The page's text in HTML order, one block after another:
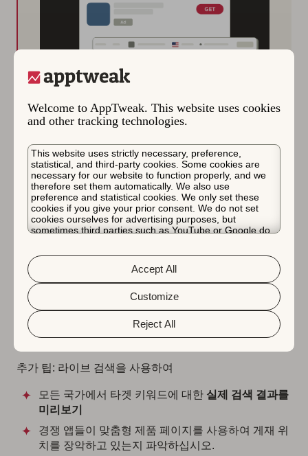
Welcome to AppTweak. This website uses cookies
and other tracking technologies.
This website uses strictly necessary, preference,
statistical, and third-party cookies. Some cookies are
necessary for our website to function properly, and we
therefore set them automatically. We also use
preference and statistical cookies. We only set these
cookies if you give your prior consent. We do not set
cookies ourselves for advertising purposes, but
sometimes third parties such as YouTube or Google do.
about the protection of your personal data and the
different cookies we use, please read our
&Privacy Policy. You can customize your cookie settings
and preferences by clicking the “Customize” button.
Reject All
Customize
Accept All
Campaign Manager
앱트위크에서 바로 효과적인 캠페인을 만들고,
할 수 있는 새로운 기회를 찾아보세요.
추가 팁: 라이브 검색을 사용하여
모든 국가에서 타겟 키워드에 대한 실제 검색 결과를
미리보기
경쟁 앱들이 맞춤형 제품 페이지를 사용하여 게재 위
치를 장악하고 있는지 파악하십시오.